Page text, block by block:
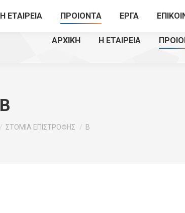
ΑΡΧΙΚΗ Η ΕΤΑΙΡΕΙΑ
B
ΣΤΟΜΙΑ ΕΠΙΣΤΡΟΦΗΣ B
Η ΕΤΑΙΡΕΙΑ ΠΡΟΙΟΝΤΑ ΕΡΓΑ